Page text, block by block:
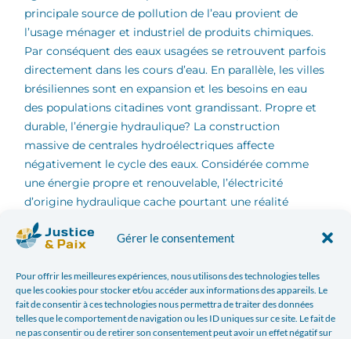
Gérer le consentement
Pour offrir les meilleures expériences, nous utilisons des technologies telles
que les cookies pour stocker et/ou accéder aux informations des appareils. Le
fait de consentir à ces technologies nous permettra de traiter des données
telles que le comportement de navigation ou les ID uniques sur ce site. Le fait de
ne pas consentir ou de retirer son consentement peut avoir un effet négatif sur
principale source de pollution de l’eau provient de
l’usage ménager et industriel de produits chimiques.
Par conséquent des eaux usagées se retrouvent parfois
directement dans les cours d’eau. En parallèle, les villes
brésiliennes sont en expansion et les besoins en eau
des populations citadines vont grandissant. Propre et
durable, l’énergie hydraulique? La construction
massive de centrales hydroélectriques affecte
négativement le cycle des eaux. Considérée comme
une énergie propre et renouvelable, l’électricité
d’origine hydraulique cache pourtant une réalité
complexe tant du point de vue environnemental que
social. L’énergie hydraulique a une importance
dans les centrales hydroélectriques. En 2012, celles-ci
ont permis de produire 72% de l’électricité du pays. Or
l’installation de ces centrales nécessite la construction
de gigantesques barrages et l’inondation des zones en